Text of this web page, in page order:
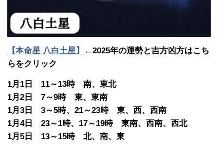
【本命星 八白土星】
←2025年の運勢と吉方凶方はこち
らをクリック
1月1日 11～13時 南、東北
1月2日 7～9時 東、東南
1月3日 3～5時、21～23時 東、西、西南
1月4日 23～1時、17～19時 東南、西南、西北
1月5日 13～15時 北、南、東